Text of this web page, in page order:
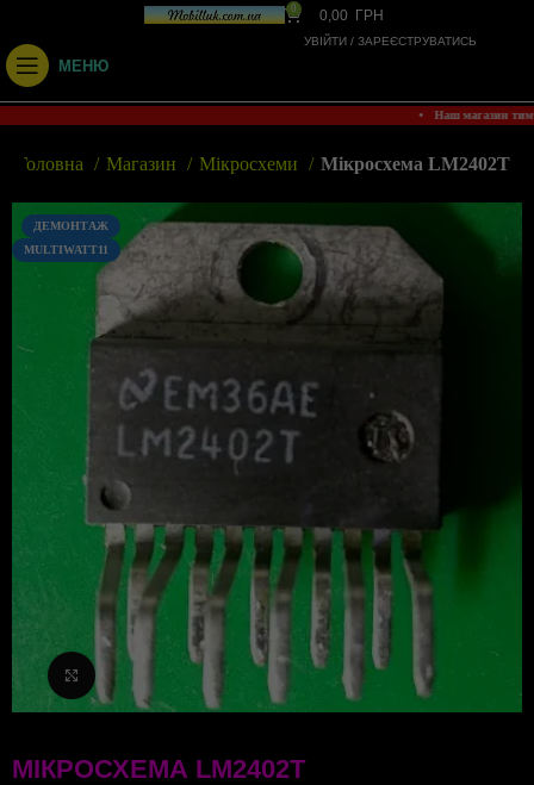
0 0,00 ГРН
УВІЙТИ / ЗАРЕЄСТРУВАТИСЬ
МЕНЮ
• Наш магазин
Головна Магазин Мікросхеми Мікросхема LM2402T
ДЕМОНТАЖ
MULTIWATT11
Клацніть, щоб збільшити
МІКРОСХЕМА LM2402T